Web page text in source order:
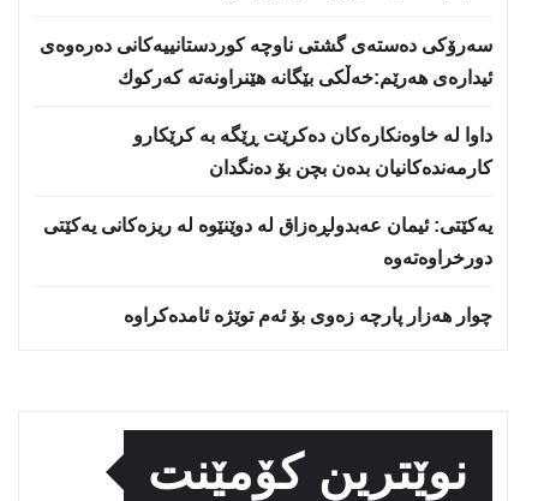
سه‌رۆكی دەستەی گشتی ناوچە كوردستانییەكانی دەرەوەی
ئیدارەی هەرێم:خه‌ڵكی بێگانه‌ هێنراونه‌ته‌ كه‌ركوك
داوا لە خاوەنکارەکان دەکرێت ڕێگە بە کرێکارو
کارمەندەکانیان بدەن بچن بۆ دەنگدان
یه‌كێتی: ئیمان عه‌بدولڕه‌زاق له‌ دوێنێوه‌ له‌ ریزه‌كانی یه‌كێتی
دورخراوه‌ته‌وه‌
چوار هەزار پارچە زەوی بۆ ئەم توێژە ئامدەکراوە
نوێترین کۆمێنت